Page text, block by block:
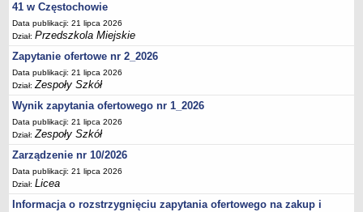
41 w Częstochowie
Data publikacji: 21 lipca 2026
Dział:Przedszkola Miejskie
Zapytanie ofertowe nr 2_2026
Data publikacji: 21 lipca 2026
Dział:Zespoły Szkół
Wynik zapytania ofertowego nr 1_2026
Data publikacji: 21 lipca 2026
Dział:Zespoły Szkół
Zarządzenie nr 10/2026
Data publikacji: 21 lipca 2026
Dział:Licea
Informacja o rozstrzygnięciu zapytania ofertowego na zakup i